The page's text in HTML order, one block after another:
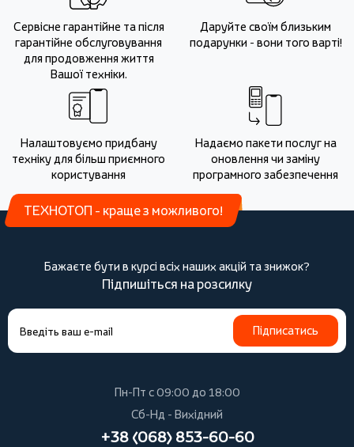
Сервісне гарантійне та після
гарантійне обслуговування
для продовження життя
Вашої техніки.
Даруйте своїм близьким
подарунки - вони того варті!
Налаштовуємо придбану
техніку для більш приємного
користування
Надаємо пакети послуг на
оновлення чи заміну
програмного забезпечення
ТЕХНОТОП - краще з можливого!
Бажаєте бути в курсі всіх наших акцій та знижок?
Підпишіться на розсилку
Підписатись
Пн-Пт с 09:00 до 18:00
Сб-Нд - Вихідний
+38 (068) 853-60-60